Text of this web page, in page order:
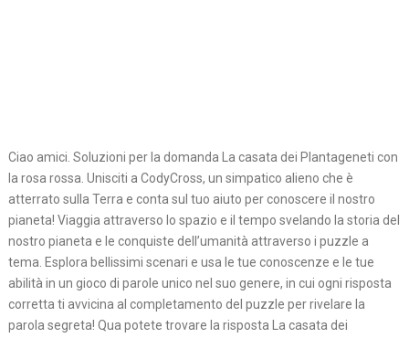
Ciao amici. Soluzioni per la domanda La casata dei Plantageneti con
la rosa rossa. Unisciti a CodyCross, un simpatico alieno che è
atterrato sulla Terra e conta sul tuo aiuto per conoscere il nostro
pianeta! Viaggia attraverso lo spazio e il tempo svelando la storia del
nostro pianeta e le conquiste dell’umanità attraverso i puzzle a
tema. Esplora bellissimi scenari e usa le tue conoscenze e le tue
abilità in un gioco di parole unico nel suo genere, in cui ogni risposta
corretta ti avvicina al completamento del puzzle per rivelare la
parola segreta! Qua potete trovare la risposta La casata dei